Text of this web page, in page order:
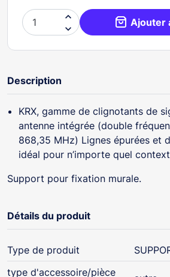

 Ajouter
Description
KRX, gamme de clignotants de
antenne intégrée (double
868,35 MHz) Lignes épurées et
idéal pour n’importe quel
Support pour fixation murale.
Détails du produit
Type de produit
type d'accessoire/pièce